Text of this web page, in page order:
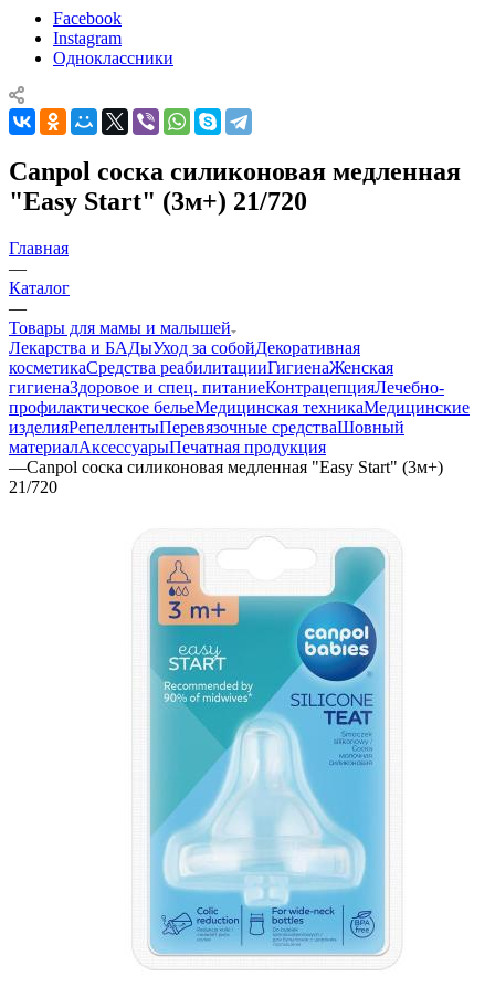
Facebook
Instagram
Одноклассники
Canpol соска силиконовая медленная
"Easy Start" (3м+) 21/720
Главная
—
Каталог
—
Товары для мамы и малышей
Лекарства и БАДыУход за собойДекоративная
косметикаСредства реабилитацииГигиенаЖенская
гигиенаЗдоровое и спец. питаниеКонтрацепцияЛечебно-
профилактическое бельеМедицинская техникаМедицинские
изделияРепеллентыПеревязочные средстваШовный
материалАксессуарыПечатная продукция
—Canpol соска силиконовая медленная "Easy Start" (3м+)
21/720